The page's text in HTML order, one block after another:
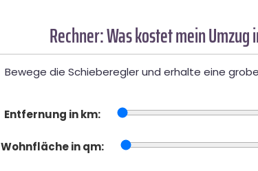
Rechner: Was kostet mein
Bewege die Schieberegler und erhalte eine
Entfernung in km:
Wohnfläche in qm: